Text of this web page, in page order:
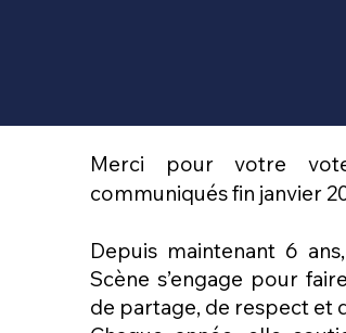
Merci pour votre
communiqués fin janvier
Depuis maintenant 6
Scène s’engage pour
de partage, de respect et